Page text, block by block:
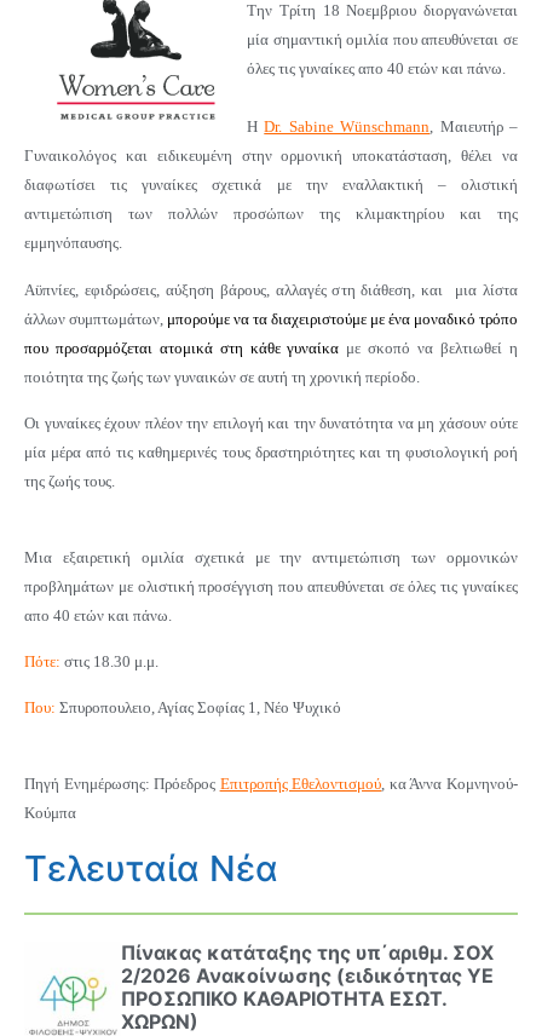
Την Τρίτη 18 Νοεμβριου διοργανώνεται
μία σημαντική ομιλία που απευθύνεται σε
όλες τις γυναίκες απο 40 ετών και πάνω.
ΗDr. Sabine Wünschmann, Μαιευτήρ –
Γυναικολόγος και ειδικευμένη στην ορμονική υποκατάσταση, θέλει να
διαφωτίσει τις γυναίκες σχετικά με την εναλλακτική – ολιστική
αντιμετώπιση των πολλών προσώπων της κλιμακτηρίου και της
εμμηνόπαυσης.
Αϋπνίες, εφιδρώσεις, αύξηση βάρους, αλλαγές στη διάθεση, και μια λίστα
άλλων συμπτωμάτων, μπορούμε να τα διαχειριστούμε με ένα μοναδικό τρόπο
που προσαρμόζεται ατομικά στη κάθε γυναίκα με σκοπό να βελτιωθεί η
ποιότητα της ζωής των γυναικών σε αυτή τη χρονική περίοδο.
Οι γυναίκες έχουν πλέον την επιλογή και την δυνατότητα να μη χάσουν ούτε
μία μέρα από τις καθημερινές τους δραστηριότητες και τη φυσιολογική ροή
της ζωής τους.
Μια εξαιρετική ομιλία σχετικά με την αντιμετώπιση των ορμονικών
προβλημάτων με ολιστική προσέγγιση που απευθύνεται σε όλες τις γυναίκες
απο 40 ετών και πάνω.
Πότε: στις 18.30 μ.μ.
Που: Σπυροπουλειο, Αγίας Σοφίας 1, Νέο Ψυχικό
Πηγή Ενημέρωσης: Πρόεδρος Επιτροπής Εθελοντισμού , κα Άννα Κομνηνού-
Κούμπα
Τελευταία Νέα
Πίνακας κατάταξης της υπ΄αριθμ. ΣΟΧ
2/2026 Ανακοίνωσης (ειδικότητας ΥΕ
ΠΡΟΣΩΠΙΚΟ ΚΑΘΑΡΙΟΤΗΤΑ ΕΣΩΤ.
ΧΩΡΩΝ)